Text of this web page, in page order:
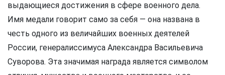
выдающиеся достижения в сфере военного дела.
Имя медали говорит само за себя — она названа в
честь одного из величайших военных деятелей
России, генералиссимуса Александра Васильевича
Суворова. Эта значимая награда является символом